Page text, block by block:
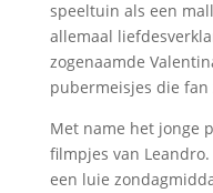
speeltuin als een
allemaal
zogenaamde
pubermeisjes die
Met name het jonge
filmpjes van
een luie